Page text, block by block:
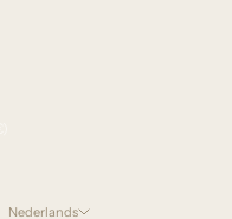
Nederlands